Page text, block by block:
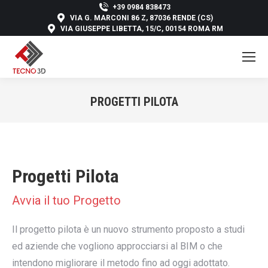
+39 0984 838473
VIA G. MARCONI 86 Z, 87036 RENDE (CS)
VIA GIUSEPPE LIBETTA, 15/C, 00154 ROMA RM
PROGETTI PILOTA
Progetti Pilota
Avvia il tuo Progetto
Il progetto pilota è un nuovo strumento proposto a studi
ed aziende che vogliono approcciarsi al BIM o che
intendono migliorare il metodo fino ad oggi adottato.